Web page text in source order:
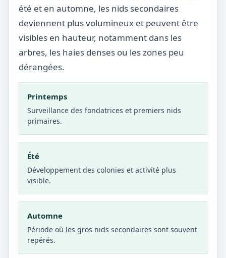
été et en automne, les nids secondaires
deviennent plus volumineux et peuvent être
visibles en hauteur, notamment dans les
arbres, les haies denses ou les zones peu
dérangées.
Printemps
Surveillance des fondatrices et premiers nids
primaires.
Été
Développement des colonies et activité plus
visible.
Automne
Période où les gros nids secondaires sont souvent
repérés.